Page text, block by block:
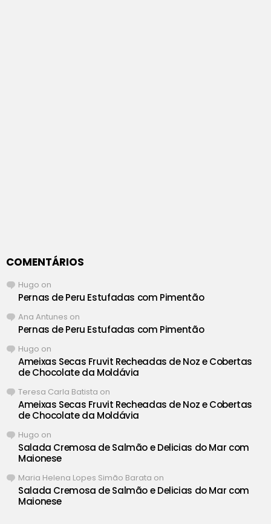
COMENTÁRIOS
Hugo on
Pernas de Peru Estufadas com Pimentão
Ana Antunes on
Pernas de Peru Estufadas com Pimentão
Hugo on
Ameixas Secas Fruvit Recheadas de Noz e Cobertas
de Chocolate da Moldávia
Teresa Carla Batista on
Ameixas Secas Fruvit Recheadas de Noz e Cobertas
de Chocolate da Moldávia
Hugo on
Salada Cremosa de Salmão e Delicias do Mar com
Maionese
Maria Helena Lopes Simão Barata on
Salada Cremosa de Salmão e Delicias do Mar com
Maionese